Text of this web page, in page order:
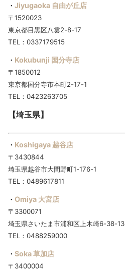
・ Jiyugaoka 自由が丘店
〒1520023
東京都目黒区八雲2-8-17
TEL：0337179515
・ Kokubunji 国分寺店
〒1850012
東京都国分寺市本町2-17-1
TEL：0423263705
【埼玉県】
・ Koshigaya 越谷店
〒3430844
埼玉県越谷市大間野町1-176-1
TEL：0489617811
・ Omiya 大宮店
〒3300071
埼玉県さいたま市浦和区上木崎6-38-13
TEL：0488259000
・ Soka 草加店
〒3400004